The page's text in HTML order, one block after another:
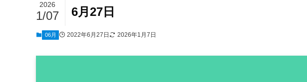
6月27日
2026
1/07
06月 2022年6月27日 2026年1月7日